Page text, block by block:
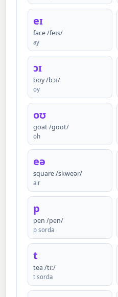
eɪ
face /feɪs/
ay
ɔɪ
boy /bɔɪ/
oy
oʊ
goat /ɡoʊt/
oh
eə
square /skweər/
air
p
pen /pen/
p sorda
t
tea /tiː/
t sorda